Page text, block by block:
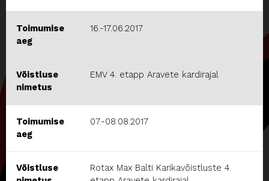
Toimumise
aeg
16.-17.06.2017
Võistluse
nimetus
EMV 4. etapp Aravete kardirajal
Toimumise
aeg
07.-08.08.2017
Võistluse
Rotax Max Balti Karikavõistluste 4.